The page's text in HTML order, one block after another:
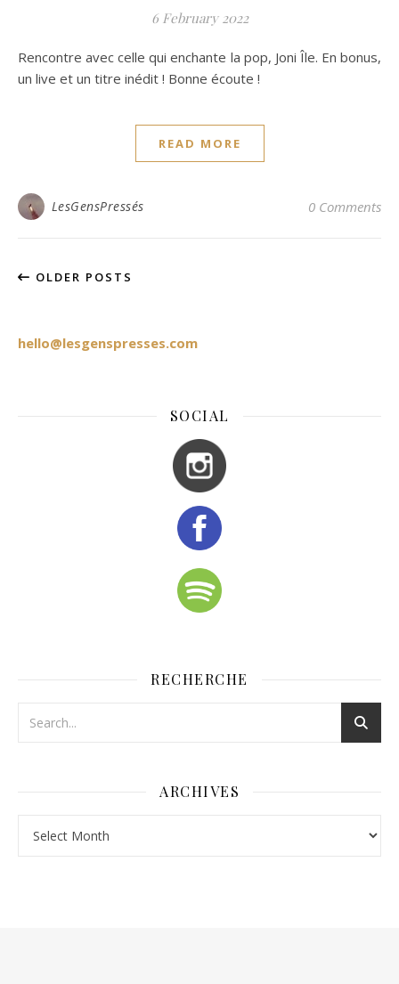
6 February 2022
Rencontre avec celle qui enchante la pop, Joni Île. En bonus,
un live et un titre inédit ! Bonne écoute !
READ MORE
LesGensPressés 0 Comments
OLDER POSTS
hello@lesgenspresses.com
SOCIAL
RECHERCHE
ARCHIVES